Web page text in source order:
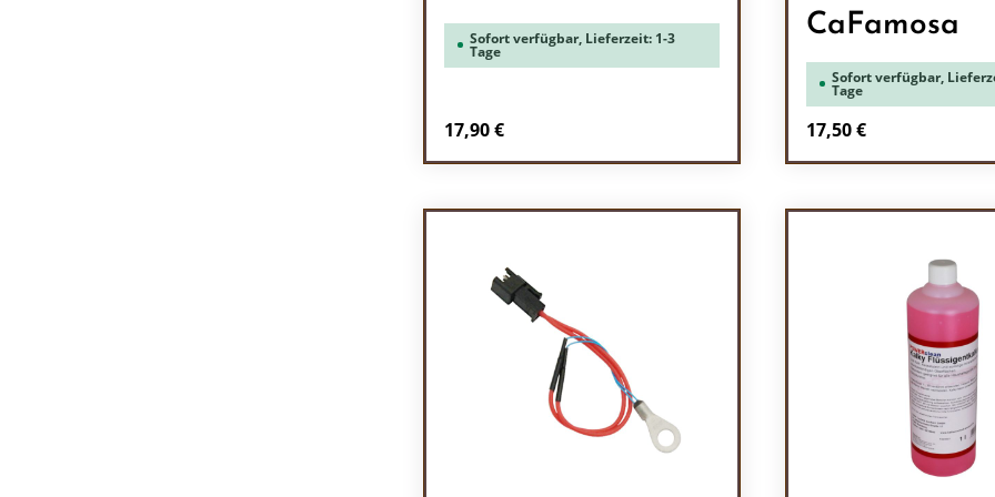
Sofort verfügbar, Lieferzeit: 1-3
Tage
Regulärer Preis:
17,90 €
CaFamosa
Sofort verfügbar,
Tage
Regulärer Preis:
17,50 €